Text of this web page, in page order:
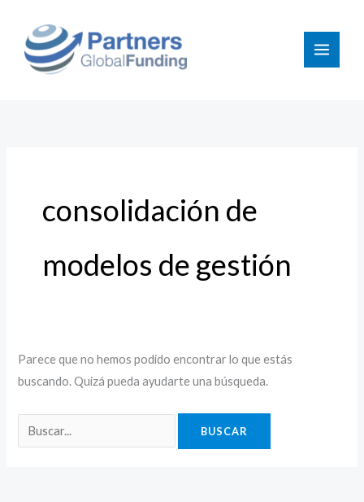
contenido
consolidación de
modelos de gestión
Parece que no hemos podido encontrar lo que estás
buscando. Quizá pueda ayudarte una búsqueda.
por: